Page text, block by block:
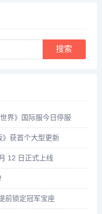
界》国际服今日停服
》获首个大型更新
12 日正式上线
前锁定冠军宝座